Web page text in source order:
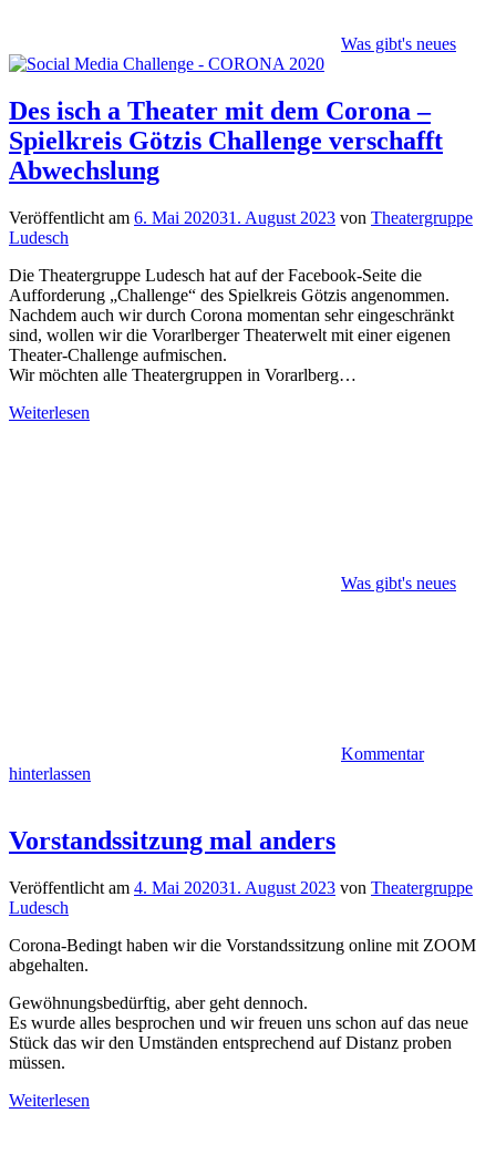
Was gibt's neues
Des isch a Theater mit dem Corona –
Spielkreis Götzis Challenge verschafft
Abwechslung
Veröffentlicht am 6. Mai 202031. August 2023 von Theatergruppe
Ludesch
Die Theatergruppe Ludesch hat auf der Facebook-Seite die
Aufforderung „Challenge“ des Spielkreis Götzis angenommen.
Nachdem auch wir durch Corona momentan sehr eingeschränkt
sind, wollen wir die Vorarlberger Theaterwelt mit einer eigenen
Theater-Challenge aufmischen.
Wir möchten alle Theatergruppen in Vorarlberg…
Weiterlesen
Was gibt's neues
Kommentar
hinterlassen
Vorstandssitzung mal anders
Veröffentlicht am 4. Mai 202031. August 2023 von Theatergruppe
Ludesch
Corona-Bedingt haben wir die Vorstandssitzung online mit ZOOM
abgehalten.
Gewöhnungsbedürftig, aber geht dennoch.
Es wurde alles besprochen und wir freuen uns schon auf das neue
Stück das wir den Umständen entsprechend auf Distanz proben
müssen.
Weiterlesen